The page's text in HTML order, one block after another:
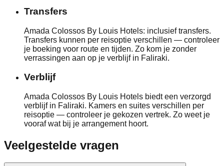
Transfers
Amada Colossos By Louis Hotels: inclusief transfers.
Transfers kunnen per reisoptie verschillen — controleer
je boeking voor route en tijden. Zo kom je zonder
verrassingen aan op je verblijf in Faliraki.
Verblijf
Amada Colossos By Louis Hotels biedt een verzorgd
verblijf in Faliraki. Kamers en suites verschillen per
reisoptie — controleer je gekozen vertrek. Zo weet je
vooraf wat bij je arrangement hoort.
Veelgestelde vragen